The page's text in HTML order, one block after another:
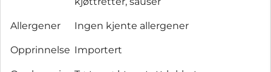
Allergener Ingen kjente allergener
Opprinnelse Importert